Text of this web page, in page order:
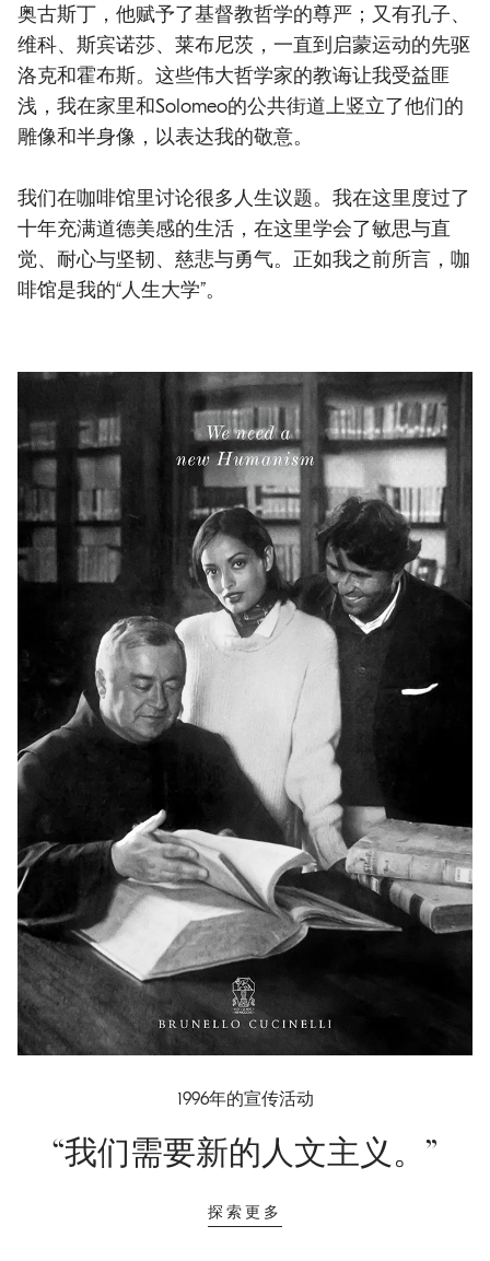
奥古斯丁，他赋予了基督教哲学的尊严；又有孔子、
维科、斯宾诺莎、莱布尼茨，一直到启蒙运动的先驱
洛克和霍布斯。这些伟大哲学家的教诲让我受益匪
浅，我在家里和Solomeo的公共街道上竖立了他们的
雕像和半身像，以表达我的敬意。
我们在咖啡馆里讨论很多人生议题。我在这里度过了
十年充满道德美感的生活，在这里学会了敏思与直
觉、耐心与坚韧、慈悲与勇气。正如我之前所言，咖
啡馆是我的“人生大学”。
1996年的宣传活动
“我们需要新的人文主义。”
探索更多